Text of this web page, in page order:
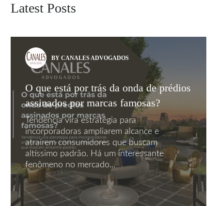
Latest Posts
BY CANALES ADVOGADOS
O que está por trás da onda de prédios
assinados por marcas famosas?
Tendência vira estratégia para
incorporadoras ampliarem alcance e
atraírem consumidores que buscam
altíssimo padrão. Há um interessante
fenômeno no mercado...